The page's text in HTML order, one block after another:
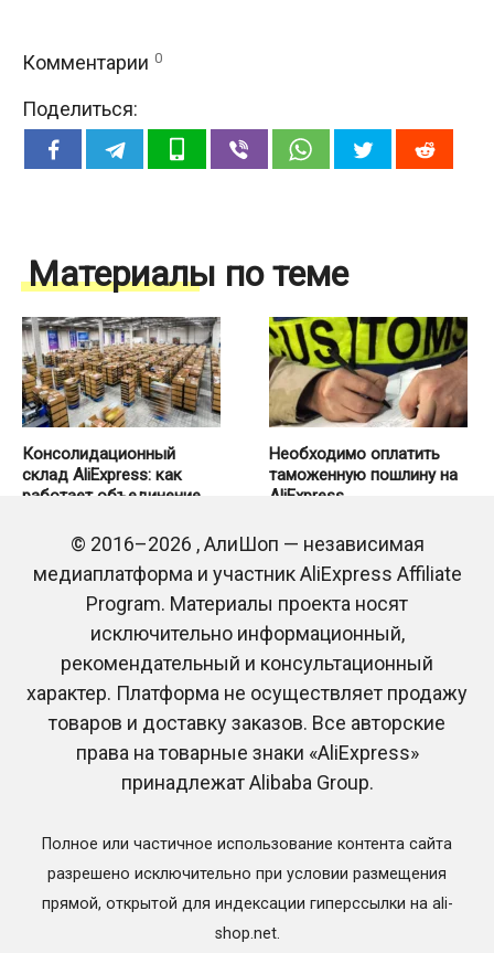
Комментарии 0
Поделиться:
Материалы по теме
Консолидационный
склад AliExpress: как
работает объединение
знать покупателю
0 35
Необходимо оплатить
таможенную пошлину на
AliExpress
Трек-номер RC-EE на
Трек-номер RB-UZ на
© 2016–2026 , АлиШоп — независимая
медиаплатформа и участник AliExpress Affiliate
Program. Материалы проекта носят
исключительно информационный,
рекомендательный и консультационный
характер. Платформа не осуществляет продажу
товаров и доставку заказов. Все авторские
права на товарные знаки «AliExpress»
принадлежат Alibaba Group.
Полное или частичное использование контента сайта
разрешено исключительно при условии размещения
прямой, открытой для индексации гиперссылки на ali-
shop.net.